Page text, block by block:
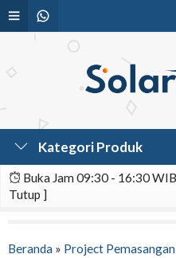
Kategori Produk
Buka Jam 09:30 - 16:30
Tutup ]
Beranda » Project